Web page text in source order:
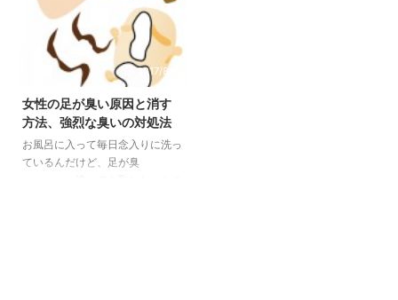
2017/8/10
女性の足が臭い原因と消す
方法、強烈な臭いの対処法
お風呂に入って毎日念入りに洗っ
ているんだけど、足が臭